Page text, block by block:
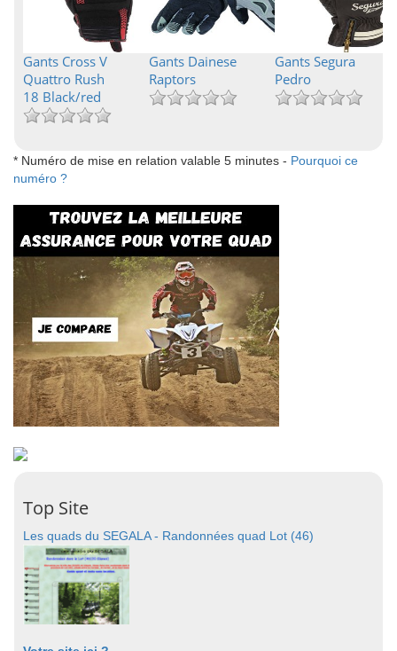
Gants Cross V
Quattro Rush
18 Black/red
Gants Dainese
Raptors
Gants Segura
Pedro
* Numéro de mise en relation valable 5 minutes - Pourquoi ce
numéro ?
Top Site
Les quads du SEGALA - Randonnées quad Lot (46)